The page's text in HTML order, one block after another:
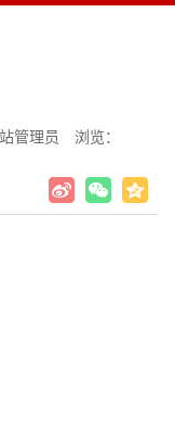
管理员
浏览：